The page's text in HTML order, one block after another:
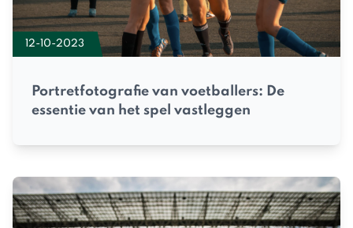
12-10-2023
Portretfotografie van voetballers: De
essentie van het spel vastleggen